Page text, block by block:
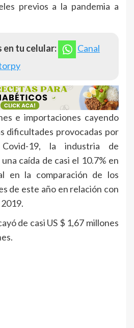
previos a la pandemia a
en tu celular:
Canal
e importaciones cayendo
dificultades provocadas por
19, la industria de
caída de casi el 10.7% en
en la comparación de los
de este año en relación con
de casi US $ 1,67 millones